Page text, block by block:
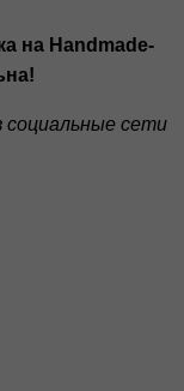
на Handmade-
сети